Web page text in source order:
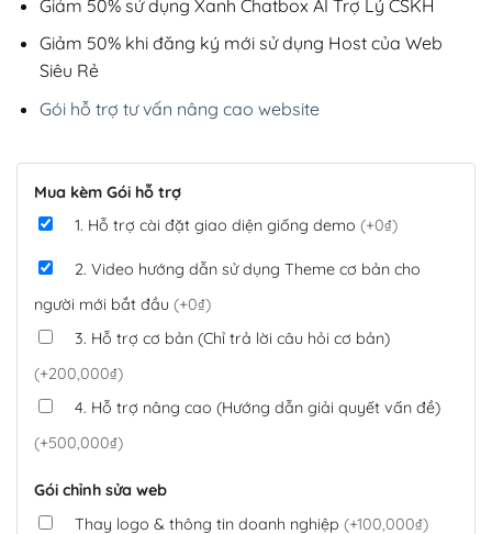
Giảm 50% sử dụng Xanh Chatbox AI Trợ Lý CSKH
Giảm 50% khi đăng ký mới sử dụng Host của Web
Siêu Rẻ
Gói hỗ trợ tư vấn nâng cao website
Mua kèm Gói hỗ trợ
1. Hỗ trợ cài đặt giao diện giống demo (+0₫)
2. Video hướng dẫn sử dụng Theme cơ bản cho
người mới bắt đầu (+0₫)
3. Hỗ trợ cơ bản (Chỉ trả lời câu hỏi cơ bản)
(+200,000₫)
4. Hỗ trợ nâng cao (Hướng dẫn giải quyết vấn đề)
(+500,000₫)
Gói chỉnh sửa web
Thay logo & thông tin doanh nghiệp (+100,000₫)